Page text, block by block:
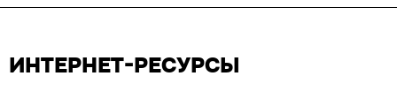
ИНТЕРНЕТ-РЕСУРСЫ